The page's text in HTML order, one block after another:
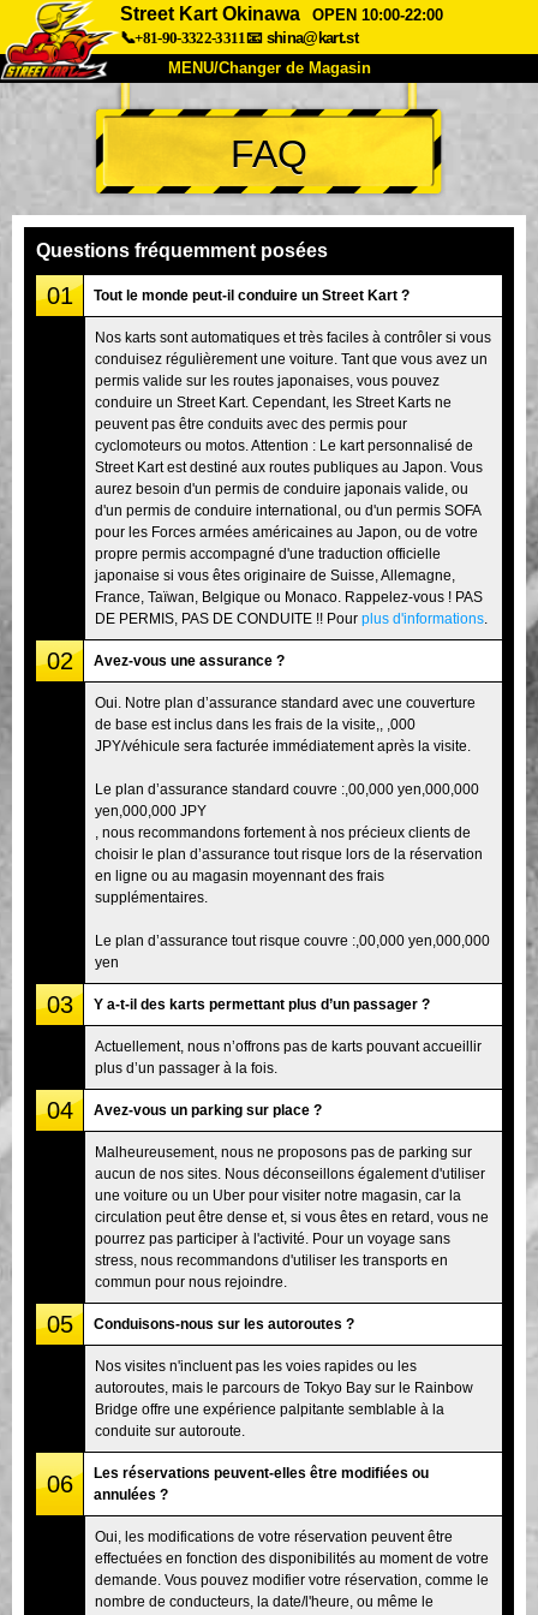
Street Kart Okinawa
OPEN 10:00-22:00
📞+81-90-3322-3311📧 shina@kart.st
MENU/Changer de Magasin
ACCUEIL
À Propos Caractéristiques Tarifs
Entreprise Réservation
Tokyo Shinagawa Tokyo Akihabara#1
Tokyo Akihabara#2 Tokyo Shibuya
Tokyo Shibuya Annexe Baie de Tokyo
Tokyo Asakusa Osaka
Okinawa
FAQ
Questions fréquemment posées
01 Tout le monde peut-il conduire un Street Kart ?
Nos karts sont automatiques et très faciles à contrôler si vous
conduisez régulièrement une voiture. Tant que vous avez un
permis valide sur les routes japonaises, vous pouvez
conduire un Street Kart. Cependant, les Street Karts ne
peuvent pas être conduits avec des permis pour
cyclomoteurs ou motos. Attention : Le kart personnalisé de
Street Kart est destiné aux routes publiques au Japon. Vous
aurez besoin d'un permis de conduire japonais valide, ou
d'un permis de conduire international, ou d'un permis SOFA
pour les Forces armées américaines au Japon, ou de votre
propre permis accompagné d'une traduction officielle
japonaise si vous êtes originaire de Suisse, Allemagne,
France, Taïwan, Belgique ou Monaco. Rappelez-vous ! PAS
DE PERMIS, PAS DE CONDUITE !! Pour plus d'informations
02 Avez-vous une assurance ?
Oui. Notre plan d’assurance standard avec une couverture
de base est inclus dans les frais de la visite,, ,000
JPY/véhicule sera facturée immédiatement après la visite.
Le plan d’assurance standard couvre :,00,000 yen,000,000
yen,000,000 JPY
, nous recommandons fortement à nos précieux clients de
choisir le plan d’assurance tout risque lors de la réservation
en ligne ou au magasin moyennant des frais
supplémentaires.
Le plan d’assurance tout risque couvre :,00,000 yen,000,000
yen
03 Y a-t-il des karts permettant plus d’un passager ?
Actuellement, nous n’offrons pas de karts pouvant accueillir
plus d’un passager à la fois.
04 Avez-vous un parking sur place ?
Malheureusement, nous ne proposons pas de parking sur
aucun de nos sites. Nous déconseillons également d'utiliser
une voiture ou un Uber pour visiter notre magasin, car la
circulation peut être dense et, si vous êtes en retard, vous ne
pourrez pas participer à l'activité. Pour un voyage sans
stress, nous recommandons d'utiliser les transports en
commun pour nous rejoindre.
05 Conduisons-nous sur les autoroutes ?
Nos visites n'incluent pas les voies rapides ou les
autoroutes, mais le parcours de Tokyo Bay sur le Rainbow
Bridge offre une expérience palpitante semblable à la
conduite sur autoroute.
06
Les réservations peuvent-elles être modifiées ou
annulées ?
Oui, les modifications de votre réservation peuvent être
effectuées en fonction des disponibilités au moment de votre
demande. Vous pouvez modifier votre réservation, comme le
nombre de conducteurs, la date/l'heure, ou même le